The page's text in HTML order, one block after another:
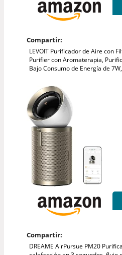
Compartir:
LEVOIT Purificador de Aire con
Purifier con Aromaterapia,
Bajo Consumo de Energía de
Compartir:
DREAME AirPursue PM20